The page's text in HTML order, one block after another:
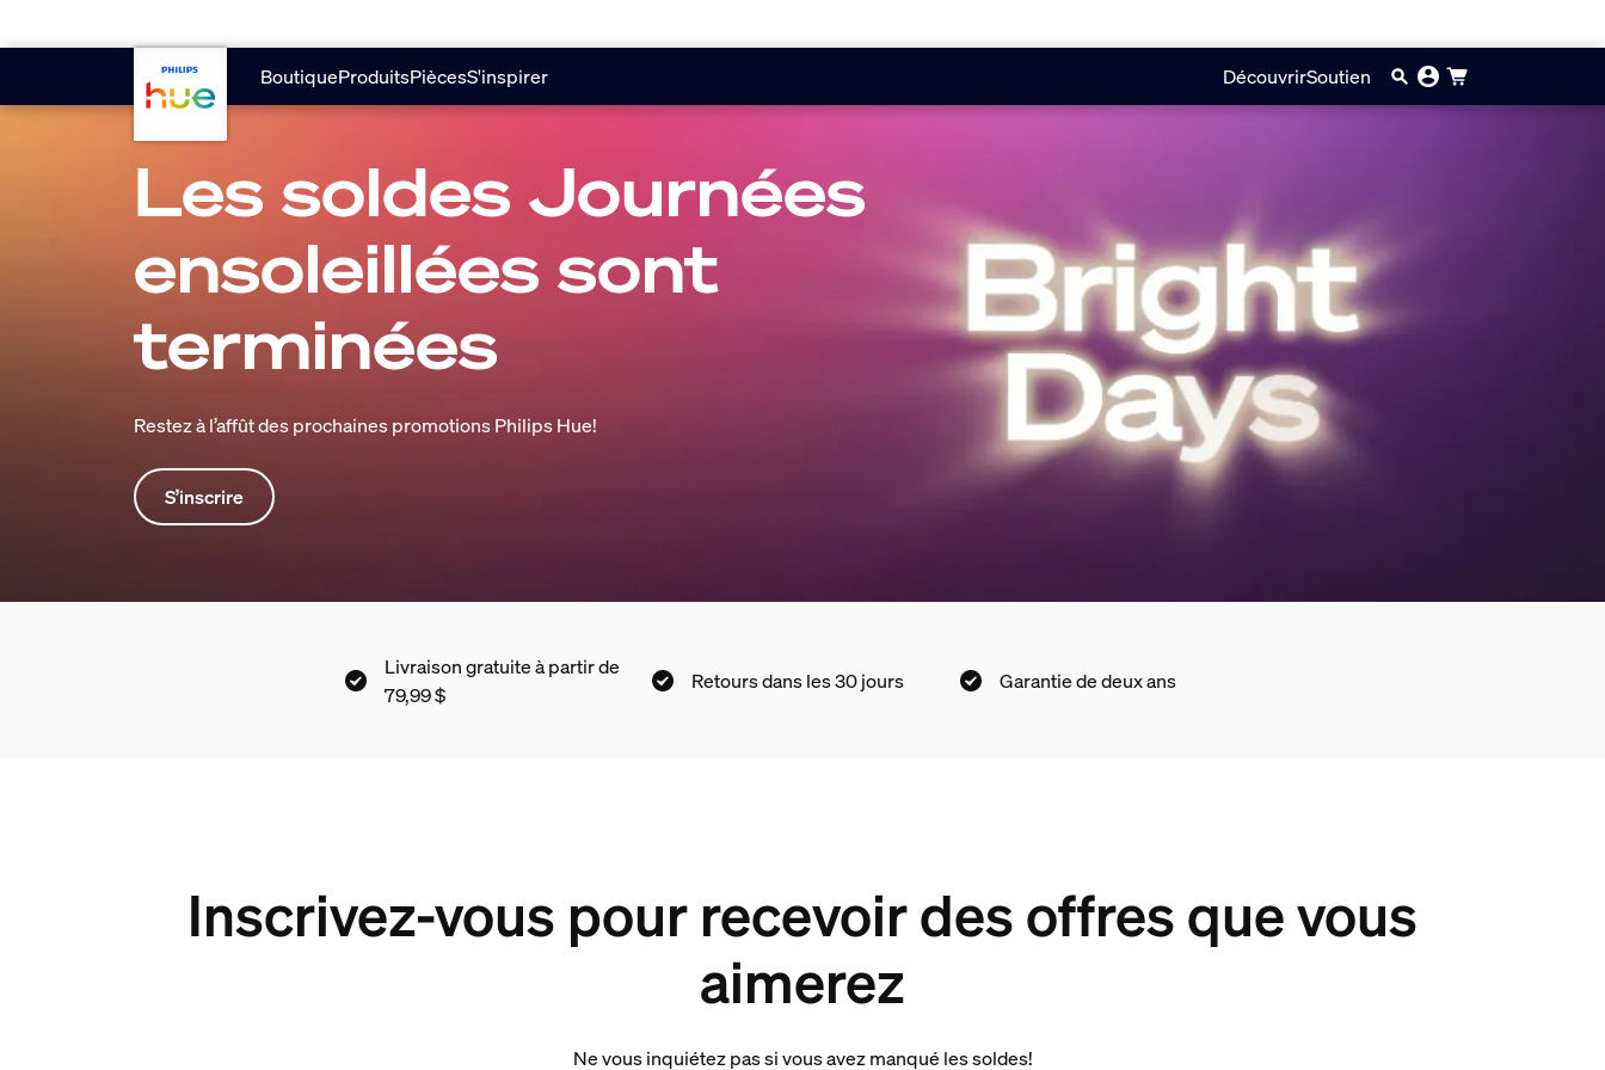
BoutiqueProduitsPiècesS'inspirer DécouvrirSoutien
Les soldes Journées
ensoleillées sont
terminées
Restez à l’affût des prochaines promotions Philips Hue!
S’inscrire
Livraison gratuite à partir de
79,99 $
Retours dans les 30 jours Garantie de deux ans
Inscrivez-vous pour recevoir des offres que vous
aimerez
Ne vous inquiétez pas si vous avez manqué les soldes!